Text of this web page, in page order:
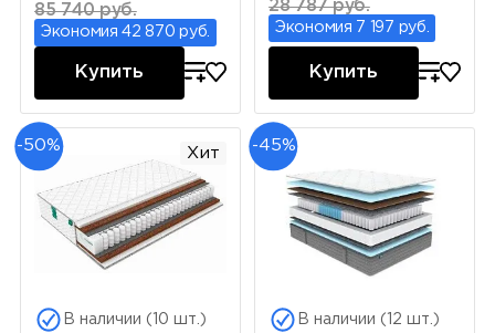
85 740 руб.
Экономия 42 870 руб.
Купить
28 787 руб.
Экономия 7 197 руб.
Купить
-50% Хит
В наличии (10 шт.)
-45%
В наличии (12 шт.)